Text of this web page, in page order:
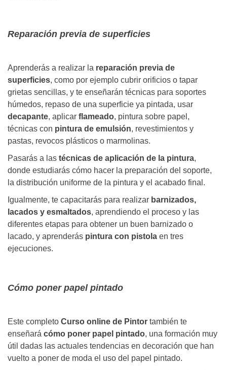
Reparación previa de superficies
Aprenderás a realizar la reparación previa de
superficies, como por ejemplo cubrir orificios o tapar
grietas sencillas, y te enseñarán técnicas para soportes
húmedos, repaso de una superficie ya pintada, usar
decapante, aplicar flameado, pintura sobre papel,
técnicas con pintura de emulsión, revestimientos y
pastas, revocos plásticos o marmolinas.
Pasarás a las técnicas de aplicación de la pintura,
donde estudiarás cómo hacer la preparación del soporte,
la distribución uniforme de la pintura y el acabado final.
Igualmente, te capacitarás para realizar barnizados,
lacados y esmaltados, aprendiendo el proceso y las
diferentes etapas para obtener un buen barnizado o
lacado, y aprenderás pintura con pistola en tres
ejecuciones.
Cómo poner papel pintado
Este completo Curso online de Pintor también te
enseñará cómo poner papel pintado, una formación muy
útil dadas las actuales tendencias en decoración que han
vuelto a poner de moda el uso del papel pintado.